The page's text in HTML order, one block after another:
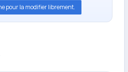
pour la modifier librement.